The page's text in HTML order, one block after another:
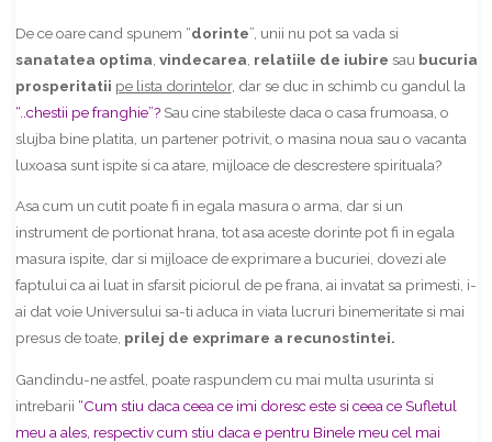
De ce oare cand spunem “dorinte”, unii nu pot sa vada si
sanatatea optima vindecarea relatiile de iubire sau bucuria
prosperitatii pe lista dorintelor, dar se duc in schimb cu gandul la
“..chestii pe franghie”?Sau cine stabileste daca o casa frumoasa, o
slujba bine platita, un partener potrivit, o masina noua sau o vacanta
luxoasa sunt ispite si ca atare, mijloace de descrestere spirituala?
Asa cum un cutit poate fi in egala masura o arma, dar si un
instrument de portionat hrana, tot asa aceste dorinte pot fi in egala
masura ispite, dar si mijloace de exprimare a bucuriei, dovezi ale
faptului ca ai luat in sfarsit piciorul de pe frana, ai invatat sa primesti, i-
ai dat voie Universului sa-ti aduca in viata lucruri binemeritate si mai
presus de toate, prilej de exprimare a recunostintei.
Gandindu-ne astfel, poate raspundem cu mai multa usurinta si
intrebarii “Cum stiu daca ceea ce imi doresc este si ceea ce Sufletul
meu a ales, respectiv cum stiu daca e pentru Binele meu cel mai